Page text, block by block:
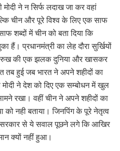
ने न सिर्फ लदाख जा कर वहां
चीन और पूरे विश्व के लिए एक साफ
शब्दों में चीन को बता दिया कि
हैं। प्रधानमंत्री का लेह दौरा सुर्खियों
रुख की एक झलक दुनिया और खासकर
तब हुई जब भारत ने अपने शहीदों का
ने देश को दिए एक सम्बोधन में खुल
रखा। वहीं चीन ने अपने शहीदों का
को नही बताया। जिनपिंग के पूरे नेतृत्व
सरकार से ये सवाल पूछने लगे कि आखिर
क्यों नहीं हुआ।